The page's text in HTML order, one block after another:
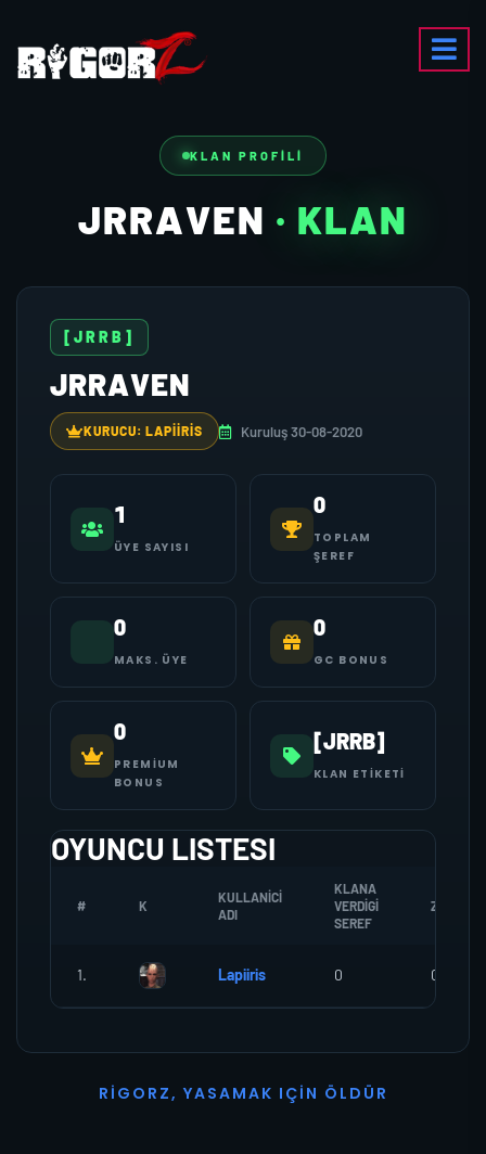
KLAN PROFILI
JRRAVEN · KLAN
[JRRB]
JRRAVEN
KURUCU: LAPIIRIS Kuruluş 30-08-2020
1
ÜYE SAYISI
0
TOPLAM
ŞEREF
0
MAKS. ÜYE
0
GC BONUS
0
PREMIUM
BONUS
[JRRB]
KLAN ETIKETI
OYUNCU LISTESI
# K
KULLANICI
ADI
KLANA
VERDIGI
SEREF
ZOMBI
1. Lapiiris 0 0
R I G O R Z, YASAMAK I ÇI N Ö L D Ü R